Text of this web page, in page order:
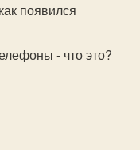
появился
- что это?